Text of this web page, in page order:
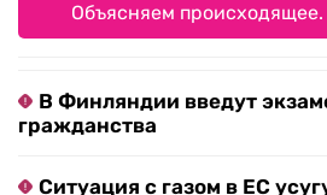
Объясняем происходящее.
В Финляндии введут
гражданства
Ситуация с газом в ЕС